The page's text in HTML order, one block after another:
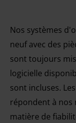
Nos systèmes
neuf avec des
sont toujours
logicielle
sont incluses.
répondent à nos
matière de